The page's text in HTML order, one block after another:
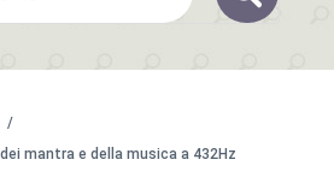
/
mantra e della musica a 432Hz